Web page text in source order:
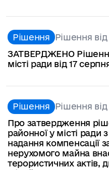
Рішення Рішення
ЗАТВЕРДЖЕНО
місті ради від 17
Рішення Рішення
Про затвердження
районної у місті ради
надання компенсації
нерухомого майна
терористичних актів,